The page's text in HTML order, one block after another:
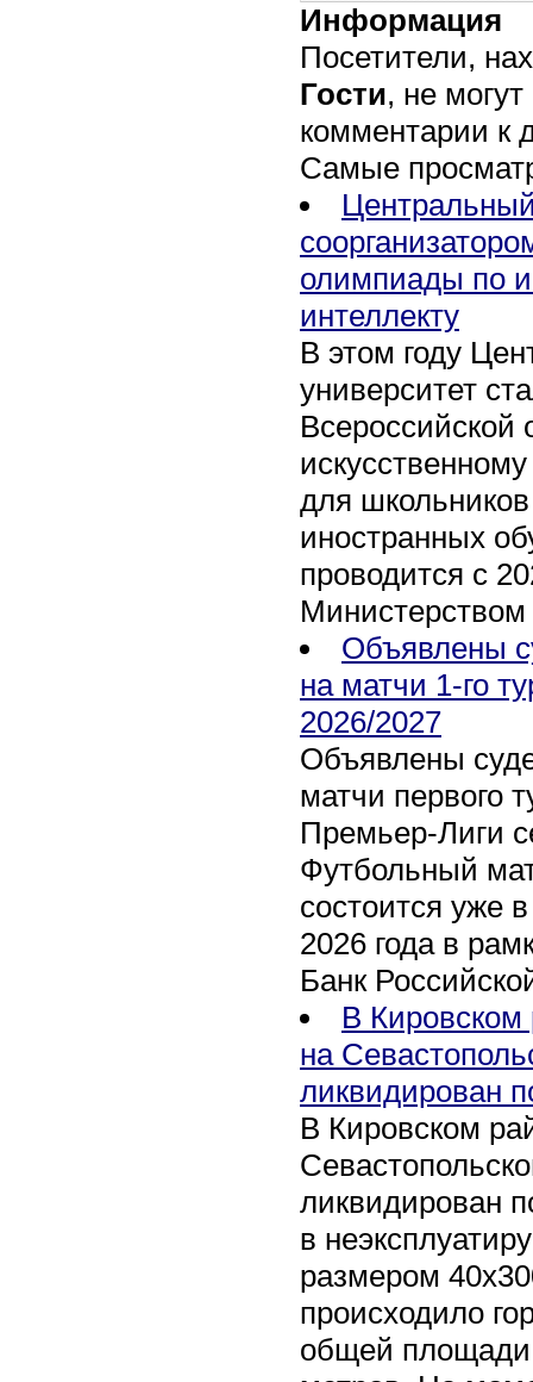
Информация
Посетители,
Гости, не
комментарии к
Самые
олимпиады по
интеллекту
В этом году
университет
для
иностранных
проводится с
Министерством
Объявлены
на матчи 1-го
2026/2027
Объявлены
матчи первого
Премьер-Лиги
Футбольный
состоится уже
2026 года в
Банк
В Кировском
на
ликвидирован
В Кировском
ликвидирован
в
размером
происходило
общей площади